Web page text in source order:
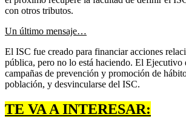
con otros tributos.
Un último mensaje…
El ISC fue creado para financiar acciones
pública, pero no lo está haciendo. El Ejecutivo
campañas de prevención y promoción de
población, y desvincularse del ISC.
TE VA A INTERESAR: